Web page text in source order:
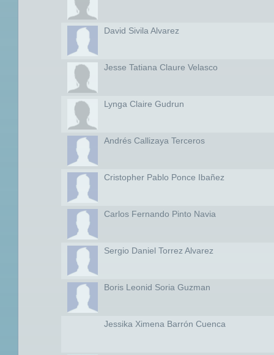
David Sivila Alvarez
Jesse Tatiana Claure Velasco
Lynga Claire Gudrun
Andrés Callizaya Terceros
Cristopher Pablo Ponce Ibañez
Carlos Fernando Pinto Navia
Sergio Daniel Torrez Alvarez
Boris Leonid Soria Guzman
Jessika Ximena Barrón Cuenca